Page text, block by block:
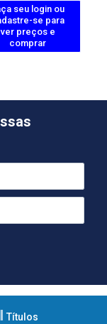
seu login ou
se para
ver preços e
comprar
Títulos